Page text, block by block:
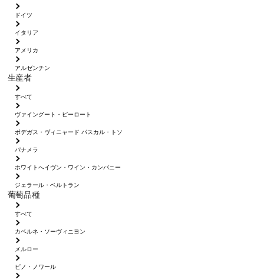
ドイツ
イタリア
アメリカ
アルゼンチン
生産者
すべて
ヴァイングート・ピーロート
ボデガス・ヴィニャード パスカル・トソ
パナメラ
ホワイトへイヴン・ワイン・カンパニー
ジェラール・ベルトラン
葡萄品種
すべて
カベルネ・ソーヴィニヨン
メルロー
ピノ・ノワール